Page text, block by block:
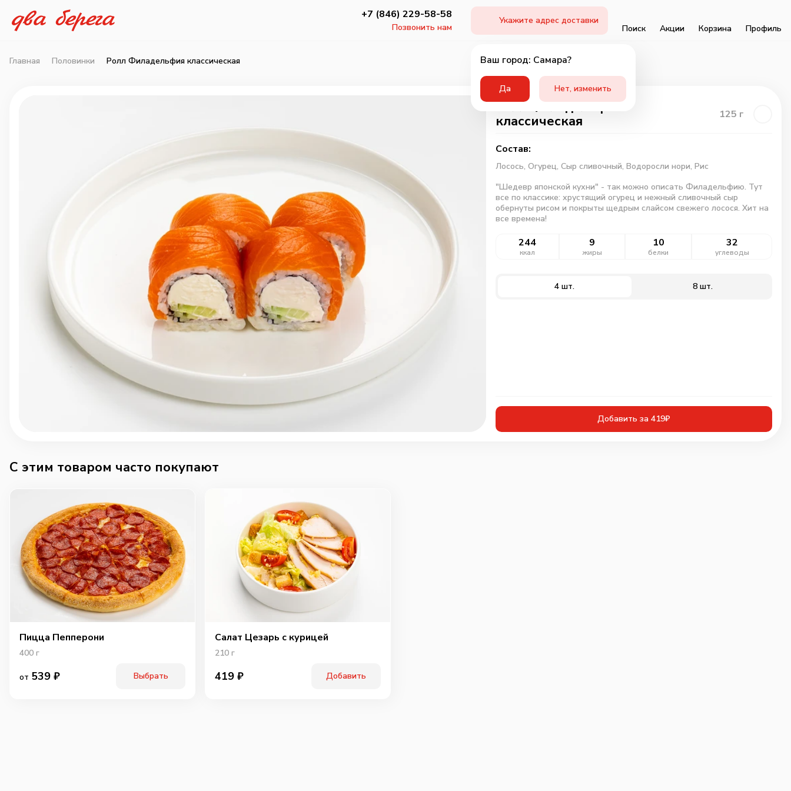
+7 (846) 229-58-58
Позвонить нам
Укажите адрес доставки
Ваш город: Самара?
Да Нет, изменить
Поиск Акции Корзина Профиль
Главная Половинки Ролл Филадельфия классическая
Ролл Филадельфия
классическая
125 г
Состав:
Лосось, Огурец, Сыр сливочный, Водоросли нори, Рис
"Шедевр японской кухни" - так можно описать Филадельфию. Тут
все по классике: хрустящий огурец и нежный сливочный сыр
обернуты рисом и покрыты щедрым слайсом свежего лосося. Хит на
все времена!
244
ккал
9
жиры
10
белки
32
углеводы
4 шт. 8 шт.
Добавить за 419₽
C этим товаром часто покупают
Пицца Пепперони
400 г
от 539 ₽ Выбрать
Салат Цезарь с курицей
210 г
419 ₽ Добавить